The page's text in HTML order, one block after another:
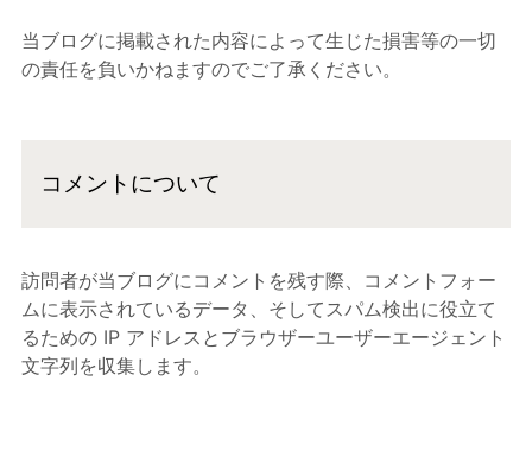
当ブログに掲載された内容によって生じた損害等の一切
の責任を負いかねますのでご了承ください。
コメントについて
訪問者が当ブログにコメントを残す際、コメントフォー
ムに表示されているデータ、そしてスパム検出に役立て
るための IP アドレスとブラウザーユーザーエージェント
文字列を収集します。